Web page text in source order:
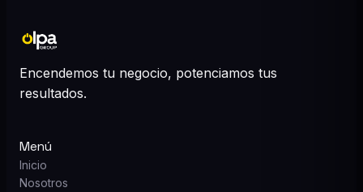
Encendemos tu negocio, potenciamos tus
resultados.
Menú
Inicio
Nosotros